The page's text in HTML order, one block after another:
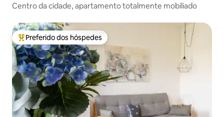
Centro da cidade, apartamento totalmente mobiliado
Entre os melhores preferidos dos hóspedes
Preferido dos hóspedes